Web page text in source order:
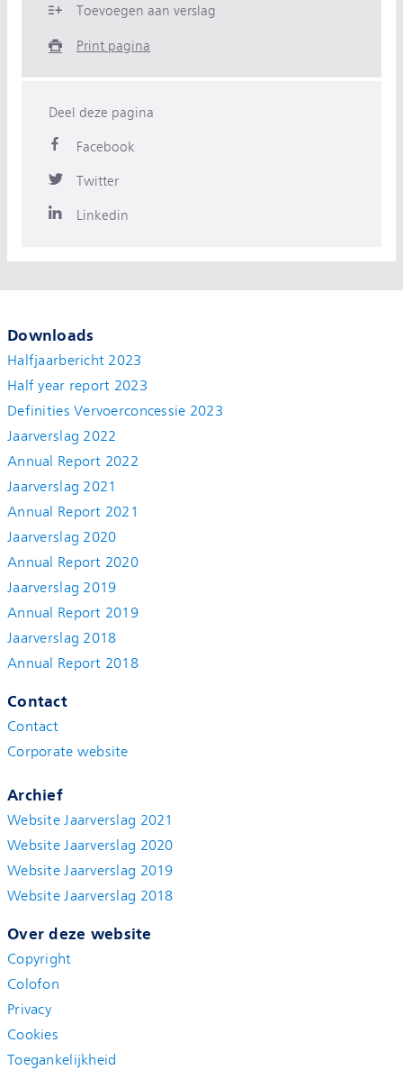
Toevoegen aan verslag
Print pagina
Deel deze pagina
Facebook
Twitter
Linkedin
Downloads
Halfjaarbericht 2023
Half year report 2023
Definities Vervoerconcessie 2023
Jaarverslag 2022
Annual Report 2022
Jaarverslag 2021
Annual Report 2021
Jaarverslag 2020
Annual Report 2020
Jaarverslag 2019
Annual Report 2019
Jaarverslag 2018
Annual Report 2018
Contact
Contact
Corporate website
Archief
Website Jaarverslag 2021
Website Jaarverslag 2020
Website Jaarverslag 2019
Website Jaarverslag 2018
Over deze website
Copyright
Colofon
Privacy
Cookies
Toegankelijkheid